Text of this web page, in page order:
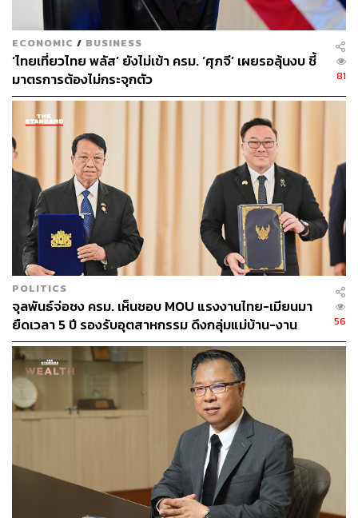
ขณะที่กระทรวงคมนาคมเสนอการรับรองปฏิญญาระดับ
รัฐมนตรีเอเชียและแปซิฟิกว่าด้วยการบินพลเรือน ที่จัดขึ้น ณ
กรุงนิวเดลี ประเทศอินเดีย ส่วนกระทรวงสาธารณสุขเสนอให้
รับรองปฏิญญา COP28 ว่าด้วยสภาพภูมิอากาศและสุขภาพ
เพื่อร่วมขับเคลื่อนเป้าหมายด้านสาธารณสุขในบริบทของ
การเปลี่ยนแปลงสภาพภูมิอากาศ
กระทรวงแรงงานเสนอการปรับค่าจ้างชดเชยให้แก่ลูกจ้างที่
ได้รับผลกระทบจากการปรับอัตราแรกบรรจุของรัฐวิสาหกิจ
ขณะที่กระทรวงพาณิชย์เสนอการกำหนดสินค้าควบคุมเพิ่ม
เติม ตามพระราชบัญญัติว่าด้วยราคาสินค้าและบริการ พ.ศ.
2542 เพื่อให้สามารถควบคุมราคาสินค้าที่อ่อนไหวต่อ
เศรษฐกิจได้อย่างมีประสิทธิภาพ
ผู้สื่อข่าวรายงานว่า ในการประชุม ครม. มีการแจ้งลาการ
ประชุม 3 คน ได้แก่ พล.ต.อ.เพิ่มพูน ชิดชอบ รัฐมนตรีว่าการ
กระทรวงศึกษาธิการ, สุชาติ ชมกลิ่น รัฐมนตรีช่วยว่าการ
กระทรวงพาณิชย์ และเผ่าภูมิ โรจนสกุล รัฐมนตรีช่วยว่าการ
กระทรวงคลัง
TAGS: พิชัย ชุณหวชิร คณะรัฐมนตรี
แพทองธาร ชินวัตร
หมอมิ้ง-นพ.พรหมินทร์ เลิศสุริย์เดช
ECONOMIC / BUSINESS
‘ไทยเที่ยวไทย พลัส’ ยังไม่เข้า ครม. ‘ศุภจี’ เผยรอลุ้นงบ ชี้
มาตรการต้องไม่กระจุกตัว
81
POLITICS
จุลพันธ์จ่อชง ครม. เห็นชอบ MOU แรงงานไทย-เมียนมา
ยืดเวลา 5 ปี รองรับอุตสาหกรรม ดึงกลุ่มแม่บ้าน-งาน
อิสระเข้าสู่ระบบประกันสังคม
56